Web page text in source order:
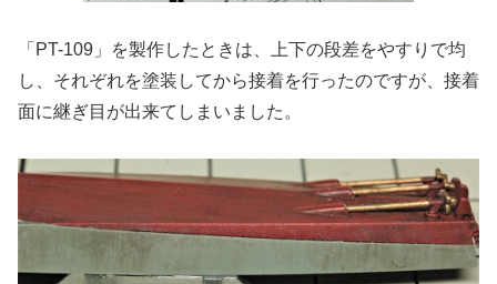
「PT-109」を製作したときは、上下の段差をやすりで均
し、それぞれを塗装してから接着を行ったのですが、接着
面に継ぎ目が出来てしまいました。